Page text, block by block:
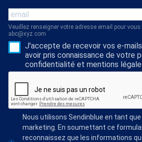
Veuillez renseigner votre adresse email pour vous
abc@xyz.com
J'accepte de recevoir vos e-
avoir pris connaissance de votre
confidentialité et mentions
Nous utilisons Sendinblue en tant
marketing. En soumettant ce
reconnaissez que les informations